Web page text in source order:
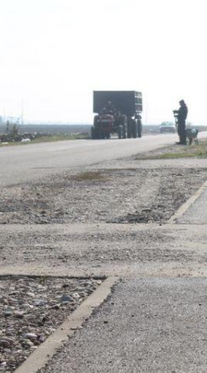
Obrasci zahtjeva za
Obavještenje o zabrani
Obavještenje za